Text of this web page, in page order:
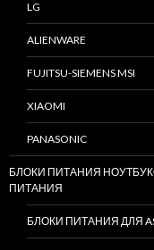
LG
ALIENWARE
FUJITSU-SIEMENS MSI
XIAOMI
PANASONIC
БЛОКИ ПИТАНИЯ
ПИТАНИЯ
БЛОКИ ПИТАНИЯ ДЛЯ